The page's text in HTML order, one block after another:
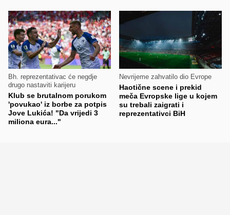
Bh. reprezentativac će negdje
drugo nastaviti karijeru
Klub se brutalnom porukom
'povukao' iz borbe za potpis
Jove Lukića! "Da vrijedi 3
miliona eura..."
Nevrijeme zahvatilo dio Evrope
Haotične scene i prekid
meča Evropske lige u kojem
su trebali zaigrati i
reprezentativci BiH